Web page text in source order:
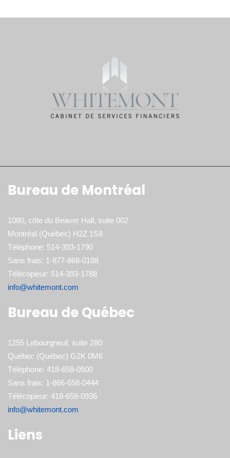
Bureau de Montréal
1080, côte du Beaver Hall, suite 002
Montréal (Québec) H2Z 1S8
Téléphone: 514-393-1790
Sans frais: 1-877-868-0188
Télécopieur: 514-393-1788
info@whitemont.com
Bureau de Québec
1255 Lebourgneuf, suite 280
Québec (Québec) G2K 0M6
Téléphone: 418-658-0500
Sans frais: 1-866-658-0444
Télécopieur: 418-658-0936
info@whitemont.com
Liens